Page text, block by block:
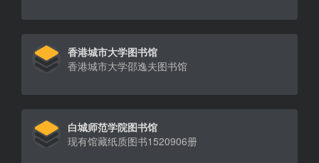
香港城市大学图书馆
香港城市大学邵逸夫图书馆
白城师范学院图书馆
现有馆藏纸质图书1520906册